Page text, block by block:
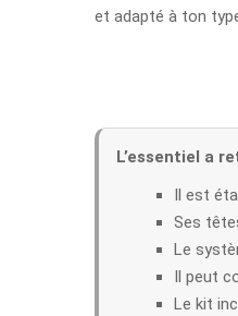
et adapté à ton
L’essentiel a
Il est
Ses
Le
Il peut
Le kit